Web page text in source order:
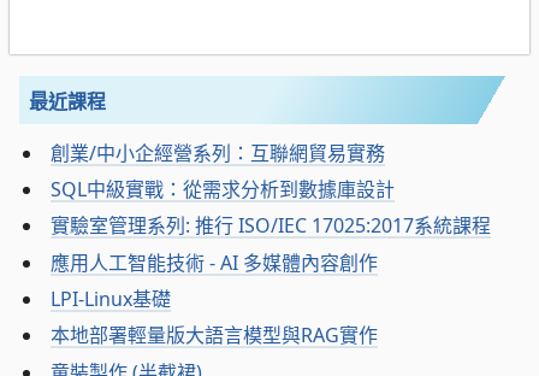
最近課程
創業/中小企經營系列：互聯網貿易實務
SQL中級實戰：從需求分析到數據庫設計
實驗室管理系列: 推行 ISO/IEC 17025:2017系統課程
應用人工智能技術 - AI 多媒體內容創作
LPI-Linux基礎
本地部署輕量版大語言模型與RAG實作